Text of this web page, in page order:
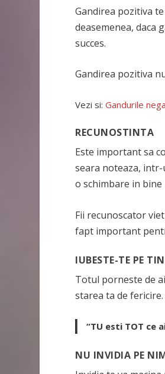
Gandirea pozitiva
deasemenea, daca
succes.
Gandirea pozitiva
Vezi si:Gandurile
RECUNOSTINTA
Este important sa
seara noteaza,
o schimbare in bine
Fii recunoscator
fapt important
IUBESTE-TE PE
Totul porneste de
starea ta de fericire.
“TU esti TOT ce
NU INVIDIA PE